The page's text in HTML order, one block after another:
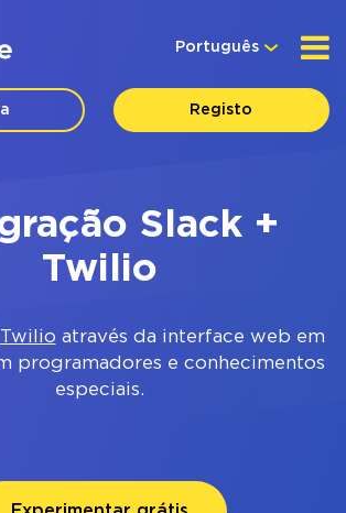
Português
Registo
Slack +
Twilio
Twilio através da interface web em
programadores e conhecimentos
especiais.